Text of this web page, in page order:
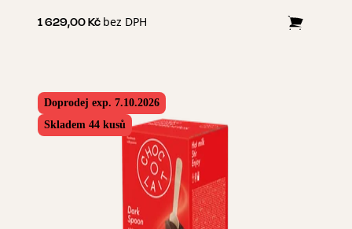
1 629,00 Kč bez DPH
Doprodej exp. 7.10.2026
Skladem 44 kusů